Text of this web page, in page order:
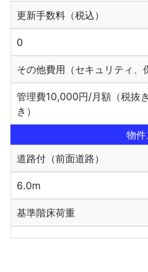
更新手数料（税込）
0
その他費用（セキュリティ、
管理費10,000円/月額（税抜
き）
物件
道路付（前面道路）
6.0m
基準階床荷重